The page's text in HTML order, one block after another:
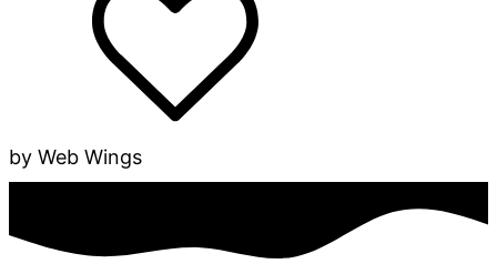
by Web Wings